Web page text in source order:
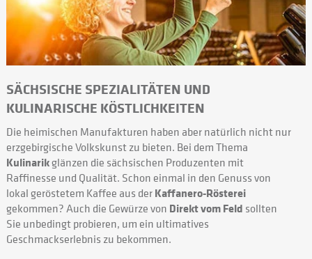
SÄCHSISCHE SPEZIALITÄTEN UND
KULINARISCHE KÖSTLICHKEITEN
Die heimischen Manufakturen haben aber natürlich nicht nur
erzgebirgische Volkskunst zu bieten. Bei dem Thema
Kulinarikglänzen die sächsischen Produzenten mit
Raffinesse und Qualität. Schon einmal in den Genuss von
lokal geröstetem Kaffee aus derKaffanero-Rösterei
gekommen? Auch die Gewürze von Direkt vom Feld sollten
Sie unbedingt probieren, um ein ultimatives
Geschmackserlebnis zu bekommen.